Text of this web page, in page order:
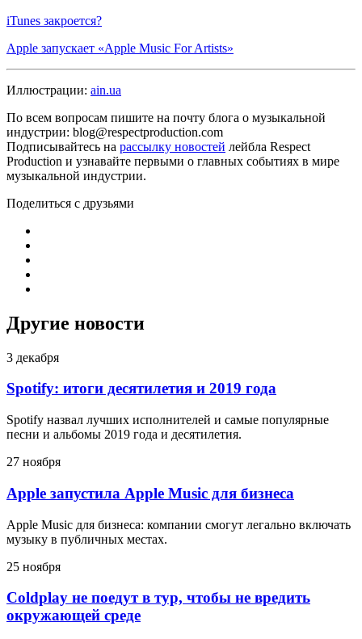
iTunes закроется?
Apple запускает «Apple Music For Artists»
Иллюстрации: ain.ua
По всем вопросам пишите на почту блога о музыкальной
индустрии: blog@respectproduction.com
Подписывайтесь на рассылку новостей лейбла Respect
Production и узнавайте первыми о главных событиях в мире
музыкальной индустрии.
Поделиться с друзьями
Другие новости
3 декабря
Spotify: итоги десятилетия и 2019 года
Spotify назвал лучших исполнителей и самые популярные
песни и альбомы 2019 года и десятилетия.
27 ноября
Apple запустила Apple Music для бизнеса
Apple Music для бизнеса: компании смогут легально включать
музыку в публичных местах.
25 ноября
Coldplay не поедут в тур, чтобы не вредить
окружающей среде